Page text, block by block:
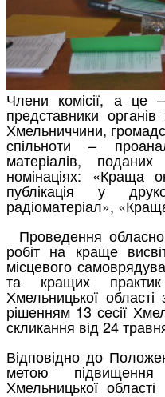
Члени комісії, а це
представники
Хмельниччини,
спільноти –
матеріалів,
номінаціях: «Краща
публікація у
радіоматеріал»,
Проведення
робіт на краще
місцевого
та кращих практик
Хмельницької
рішенням 13 сесії
скликання від 24
Відповідно до
метою підвищення
Хмельницької